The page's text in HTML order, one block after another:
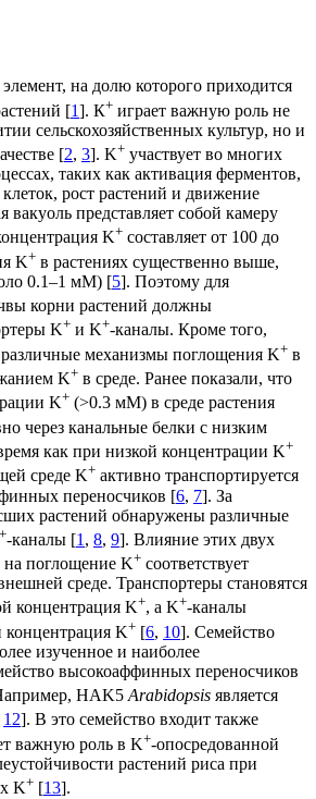
на долю которого приходится
[1]. К+ играет важную роль не
сельскохозяйственных культур, но и
[2, 3]. K+ участвует во многих
таких как активация ферментов,
рост растений и движение
вакуоль представляет собой камеру
K+ составляет от 100 до
K+ в растениях существенно выше,
0.1‒1 мМ) [5]. Поэтому для
корни растений должны
K+ и K+-каналы. Кроме того,
механизмы поглощения K+ в
K+ в среде. Ранее показали, что
K+ (>0.3 мМ) в среде растения
через канальные белки с низким
как при низкой концентрации K+
среде K+ активно транспортируется
переносчиков [6, 7]. За
растений обнаружены различные
+-каналы [1 , 8, 9]. Влияние этих двух
на поглощение K+ соответствует
среде. Транспортеры становятся
концентрация K+, а K+-каналы
K+ [6, 10]. Семейство
изученное и наиболее
высокоаффинных переносчиков
HAK5 Arabidopsis является
12]. В это семейство входит также
важную роль в K+-опосредованной
растений риса при
K+ [13].